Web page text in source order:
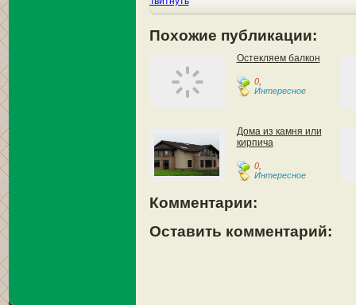
Похожие публикации:
Остекляем балкон
0,
Интересное
Дома из камня или
кирпича
0,
Интересное
Комментарии:
Оставить комментарий: